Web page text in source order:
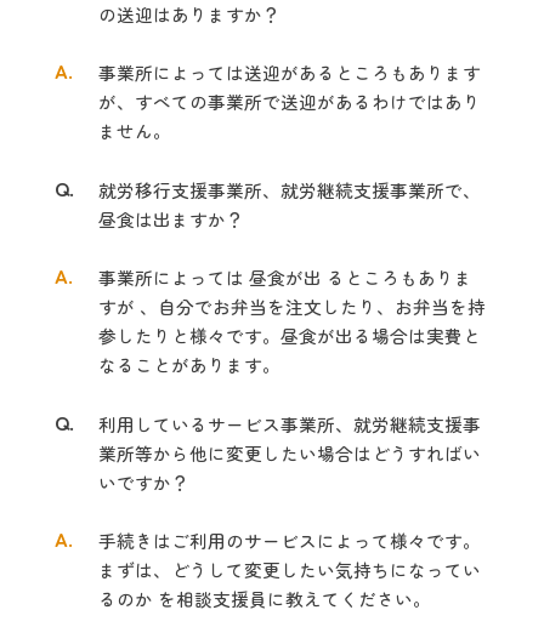
の送迎はありますか？
A.
事業所によっては送迎があるところもあります
が、すべての事業所で送迎があるわけではあり
ません。
Q.
就労移行支援事業所、就労継続支援事業所で、
昼食は出ますか？
A.
事業所によっては 昼食が出 るところもありま
すが 、自分でお弁当を注文したり、 お弁当を持
参したりと様々です。昼食が出る場合は実費と
なることがあります。
Q.
利用しているサービス事業所、就労継続支援事
業所等から他に変更したい場合はどうすればい
いですか？
A.
手続きはご利用のサービスによって様々です。
まずは、どうして変更したい気持ちになってい
るのか を相談支援員に教えてください。